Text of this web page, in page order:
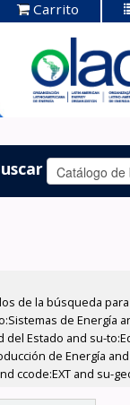
Carrito
de la búsqueda para
de Energía
del Estado and su-
de Energía
ccode:EXT and su-